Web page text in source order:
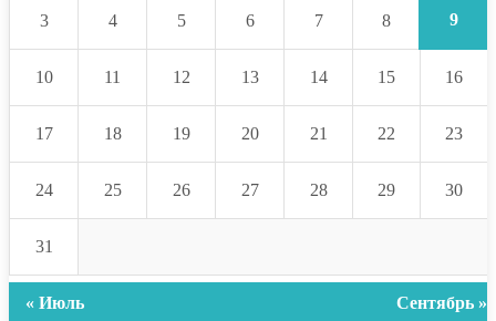
3 4 5 6 7 8 9
10 11 12 13 14 15 16
17 18 19 20 21 22 23
24 25 26 27 28 29 30
31
« Июль Сентябрь »